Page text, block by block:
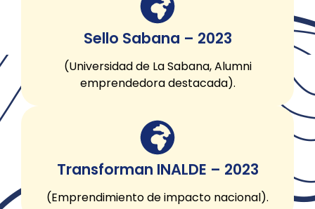
Sello Sabana – 2023
(Universidad de La Sabana, Alumni
emprendedora destacada).
Transforman INALDE – 2023
(Emprendimiento de impacto nacional).